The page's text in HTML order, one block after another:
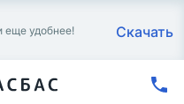
еще удобнее!
Скачать